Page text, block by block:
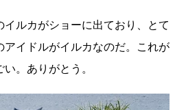
ルカがショーに出ており、とて
アイドルがイルカなのだ。これが
。ありがとう。